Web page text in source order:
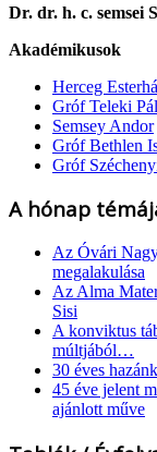
Dr. dr. h. c. semsei
Akadémikusok
Herceg
Gróf Teleki Pál
Semsey Andor
Gróf Bethlen
Gróf
A hónap
Az Óvári
megalakulása
Az Alma
Sisi
A konviktus
múltjából…
30 éves
45 éve jelent
ajánlott műve